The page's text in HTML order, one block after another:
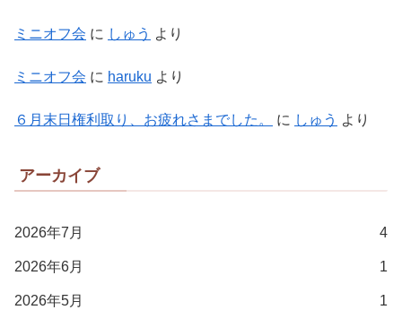
ミニオフ会 に しゅう より
ミニオフ会 に haruku より
６月末日権利取り、お疲れさまでした。 に しゅう より
アーカイブ
2026年7月 4
2026年6月 1
2026年5月 1